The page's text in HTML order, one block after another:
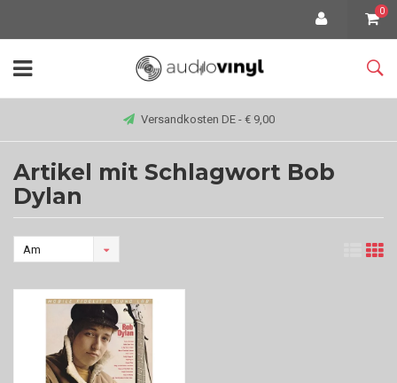
0
Versandkosten DE - € 9,00
Artikel mit Schlagwort Bob
Dylan
Am
angesehen